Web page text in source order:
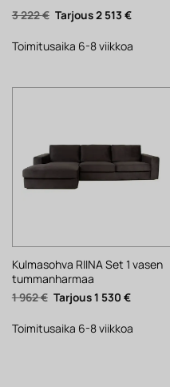
3 222€ Alkuperäinen
hinta
3
222 €.
2 513 €Nykyinen
2
Toimitusaika 6-8 viikkoa
Kulmasohva RIINA Set 1 vasen
tummanharmaa
1 962€ Alkuperäinen
hinta
1
962 €.
1 530 €Nykyinen
1
530 €.
Toimitusaika 6-8 viikkoa